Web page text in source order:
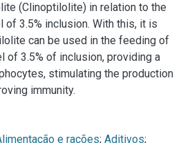
(Clinoptilolite) in relation to the
3.5% inclusion. With this, it is
can be used in the feeding of
of 3.5% of inclusion, providing a
stimulating the production
immunity.
e rações; Aditivos;